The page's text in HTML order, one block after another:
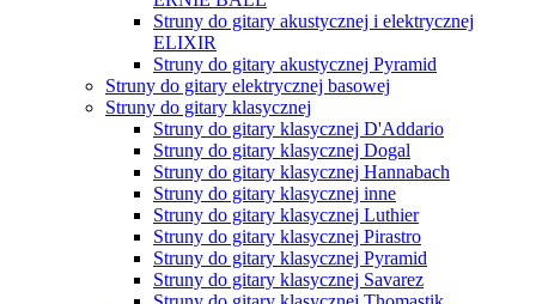
Struny do gitary akustycznej i elektrycznej
ELIXIR
Struny do gitary akustycznej Pyramid
Struny do gitary elektrycznej basowej
Struny do gitary klasycznej
Struny do gitary klasycznej D'Addario
Struny do gitary klasycznej Dogal
Struny do gitary klasycznej Hannabach
Struny do gitary klasycznej inne
Struny do gitary klasycznej Luthier
Struny do gitary klasycznej Pirastro
Struny do gitary klasycznej Pyramid
Struny do gitary klasycznej Savarez